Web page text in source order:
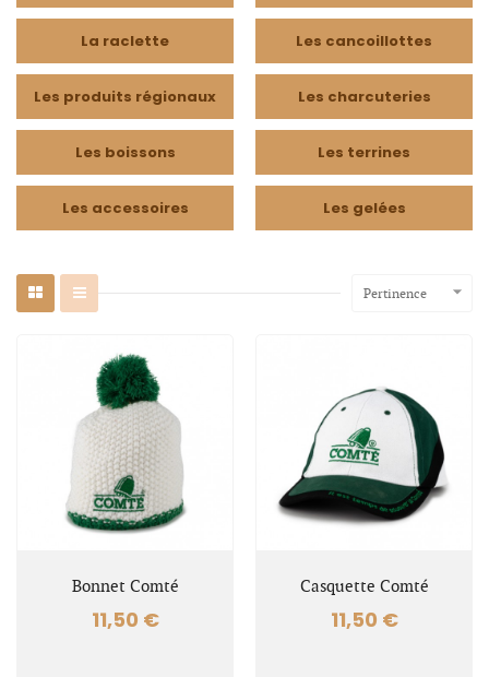
La raclette Les cancoillottes
Les produits régionaux Les charcuteries
Les boissons Les terrines
Les accessoires Les gelées
Pertinence 
Bonnet Comté
11,50 €
Casquette Comté
11,50 €